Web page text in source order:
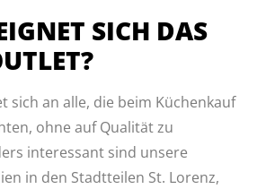
SICH DAS
sich an alle, die beim Küchenkauf
ohne auf Qualität zu
interessant sind unsere
in den Stadtteilen St. Lorenz,